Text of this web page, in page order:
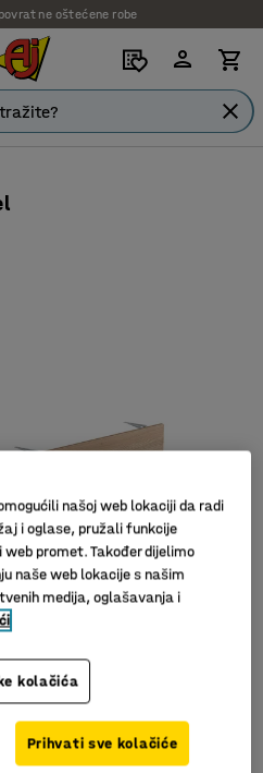
ne oštećene robe
našoj web lokaciji da radi
i oglase, pružali funkcije
promet. Također dijelimo
naše web lokacije s našim
medija, oglašavanja i
kolačića
Prihvati sve kolačiće